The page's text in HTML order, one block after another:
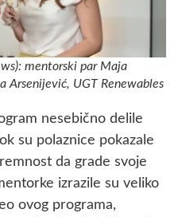
mentorski par Maja
Arsenijević, UGT Renewables
nesebično delile
su polaznice pokazale
da grade svoje
izrazile su veliko
ovog programa,